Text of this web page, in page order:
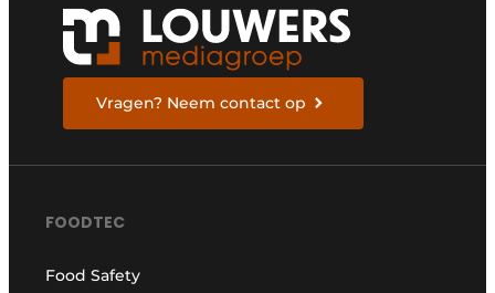
Vragen? Neem contact op
FOODTEC
Food Safety